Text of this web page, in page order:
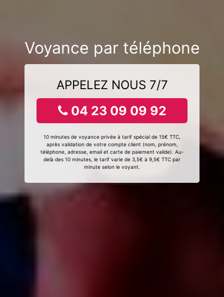
Voyance par téléphone
APPELEZ NOUS 7/7
04 23 09 09 92
10 minutes de voyance privée à tarif spécial de 15€ TTC,
après validation de votre compte client (nom, prénom,
téléphone, adresse, email et carte de paiement valide). Au-
delà des 10 minutes, le tarif varie de 3,5€ à 9,5€ TTC par
minute selon le voyant.